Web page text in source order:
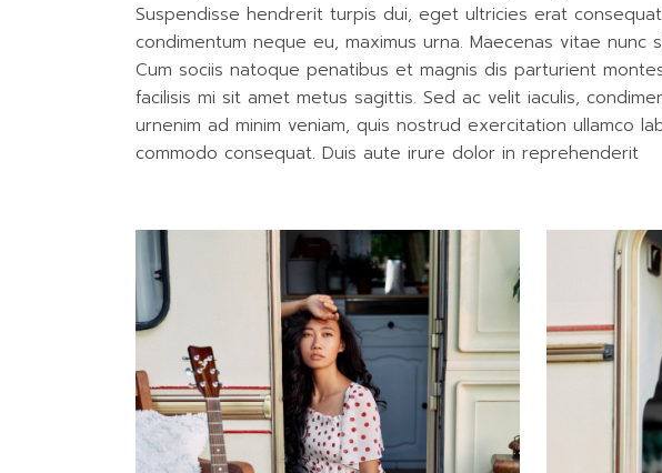
Suspendisse hendrerit turpis dui, eget ultricies erat
condimentum neque eu, maximus urna. Maecenas vitae nunc
Cum sociis natoque penatibus et magnis dis parturient
facilisis mi sit amet metus sagittis. Sed ac velit iaculis,
urnenim ad minim veniam, quis nostrud exercitation ullamco
commodo consequat. Duis aute irure dolor in reprehenderit